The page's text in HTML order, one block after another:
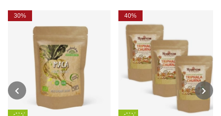
30% 40%